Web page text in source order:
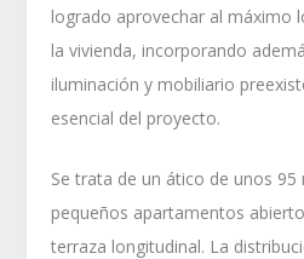
logrado aprovechar al máximo
la vivienda, incorporando
iluminación y mobiliario
esencial del proyecto.
Se trata de un ático de unos 95
pequeños apartamentos
terraza longitudinal. La